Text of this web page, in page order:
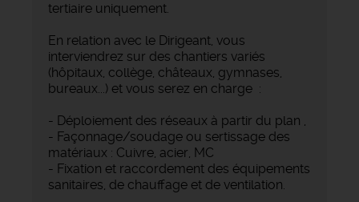
tertiaire uniquement.
En relation avec le Dirigeant, vous
interviendrez sur des chantiers variés
(hôpitaux, collège, châteaux, gymnases,
bureaux...) et vous serez en charge :
- Déploiement des réseaux à partir du plan ,
- Façonnage/soudage ou sertissage des
matériaux : Cuivre, acier, MC
- Fixation et raccordement des équipements
sanitaires, de chauffage et de ventilation.